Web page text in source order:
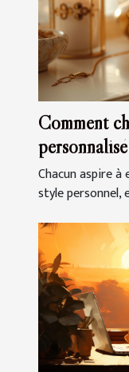
Comment
unique
Chacun aspire
style personnel,